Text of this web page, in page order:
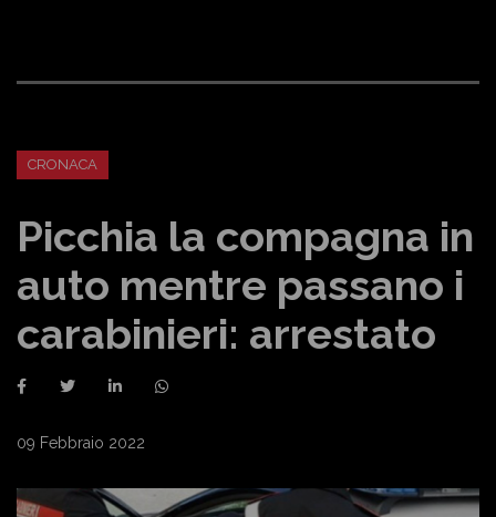
CRONACA
Picchia la compagna in
auto mentre passano i
carabinieri: arrestato
09 Febbraio 2022